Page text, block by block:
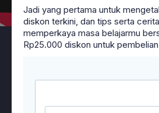
Jadi yang pertama untuk
diskon terkini, dan tips serta
memperkaya masa belajarmu
Rp25.000 diskon untuk